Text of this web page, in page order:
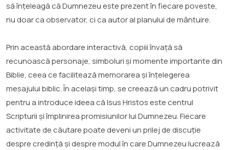
să înțeleagă că Dumnezeu este prezent în fiecare poveste,
nu doar ca observator, ci ca autor al planului de mântuire.
Prin această abordare interactivă, copiii învață să
recunoască personaje, simboluri și momente importante din
Biblie, ceea ce facilitează memorarea și înțelegerea
mesajului biblic. În același timp, se creează un cadru potrivit
pentru a introduce ideea că Isus Hristos este centrul
Scripturii și împlinirea promisiunilor lui Dumnezeu. Fiecare
activitate de căutare poate deveni un prilej de discuție
despre credință și despre modul în care Dumnezeu lucrează